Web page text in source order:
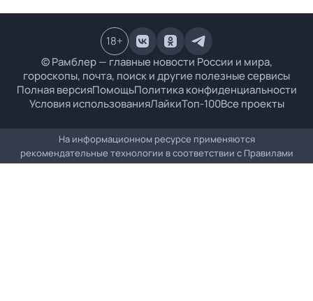
© Рамблер — главные новости России и мира,
гороскопы, почта, поиск и другие полезные сервисы
Полная версияПомощьПолитика конфиденциальности
Условия использованияЛайкиТоп-100Все проекты
18+
На информационном ресурсе применяются
рекомендательные технологии в соответствии с Правилами